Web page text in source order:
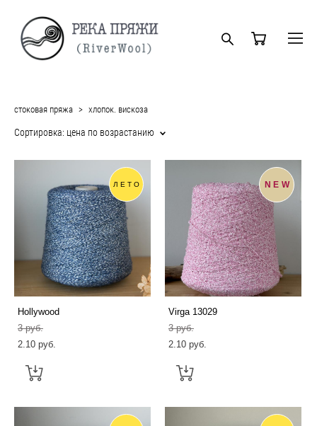
стоковая пряжа > хлопок. вискоза
Сортировка: цена по возрастанию
ЛЕТО
Hollywood
3 pуб.
2.10 pуб.
NEW
Virga 13029
3 pуб.
2.10 pуб.